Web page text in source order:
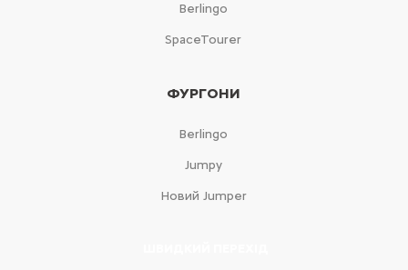
Berlingo
SpaceTourer
ФУРГОНИ
Berlingo
Jumpy
Новий Jumper